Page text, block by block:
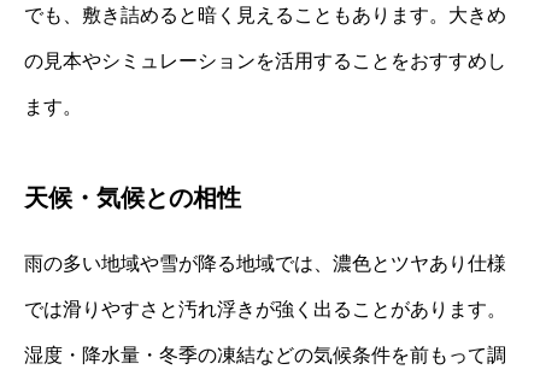
でも、敷き詰めると暗く見えることもあります。大きめ
の見本やシミュレーションを活用することをおすすめし
ます。
天候・気候との相性
雨の多い地域や雪が降る地域では、濃色とツヤあり仕様
では滑りやすさと汚れ浮きが強く出ることがあります。
湿度・降水量・冬季の凍結などの気候条件を前もって調